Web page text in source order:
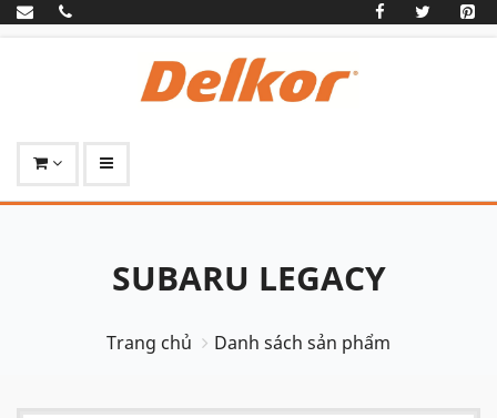
SUBARU LEGACY
Trang chủ Danh sách sản phẩm